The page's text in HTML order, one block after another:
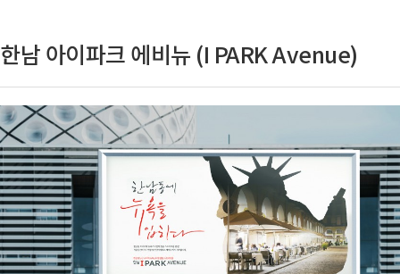
한남 아이파크 에비뉴 (I PARK Avenue)